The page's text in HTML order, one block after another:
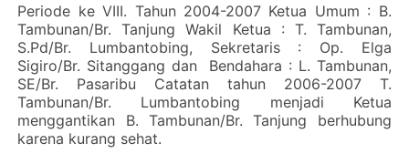
Periode ke VIII. Tahun 2004-2007 Ketua Umum : B.
Tambunan/Br. Tanjung Wakil Ketua : T. Tambunan,
S.Pd/Br. Lumbantobing, Sekretaris : Op. Elga
Sigiro/Br. Sitanggang dan Bendahara : L. Tambunan,
SE/Br. Pasaribu Catatan tahun 2006-2007 T.
Tambunan/Br. Lumbantobing menjadi Ketua
menggantikan B. Tambunan/Br. Tanjung berhubung
karena kurang sehat.